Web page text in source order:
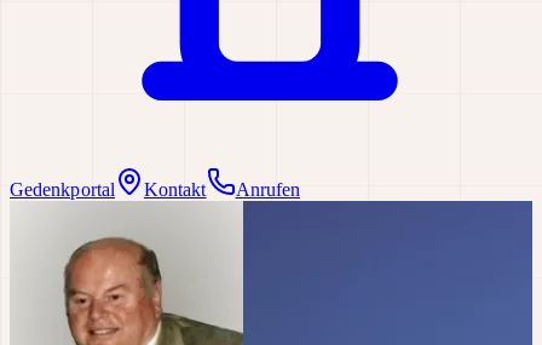
Gedenkportal Kontakt Anrufen